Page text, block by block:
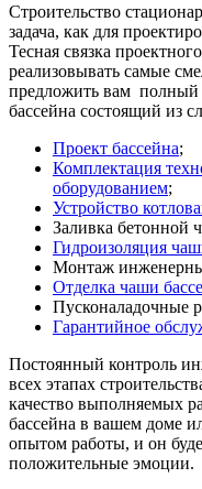
Строительство
задача, как для
Тесная связка
реализовывать самые
предложить вам полный
бассейна состоящий из
Проект бассейна;
Комплектация
оборудованием;
Устройство
Заливка бетонной
Гидроизоляция
Монтаж
Отделка чаши
Пусконаладочные
Гарантийное
Постоянный контроль
всех этапах
качество выполняемых
бассейна в вашем доме
опытом работы, и он
положительные эмоции.